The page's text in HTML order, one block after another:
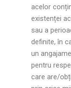
acelor
existenței
sau a
definite, în
un
pentru
care are/